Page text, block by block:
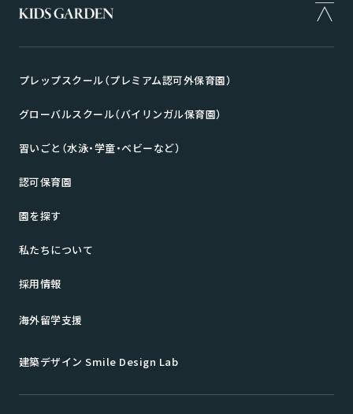
プレップスクール（プレミアム認可外保育園）
グローバルスクール（バイリンガル保育園）
習いごと（水泳・学童・ベビーなど）
認可保育園
園を探す
私たちについて
採用情報
海外留学支援
建築デザイン Smile Design Lab